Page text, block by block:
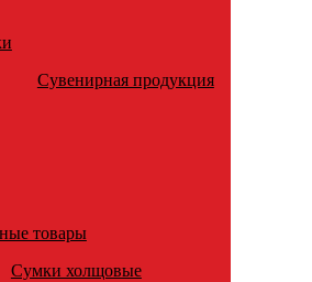
Сувенирная продукция
товары
Сумки холщовые